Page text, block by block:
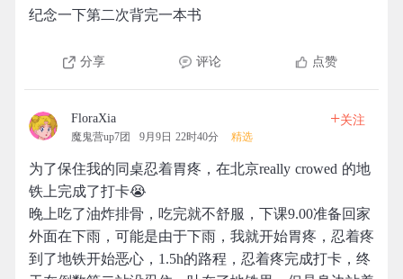
纪念一下第二次背完一本书
分享 评论 点赞
FloraXia
魔鬼营up7团 9月9日 22时40分 精选
+关注
为了保住我的同桌忍着胃疼，在北京really crowed 的地
铁上完成了打卡😭
晚上吃了油炸排骨，吃完就不舒服，下课9.00准备回家
外面在下雨，可能是由于下雨，我就开始胃疼，忍着疼
到了地铁开始恶心，1.5h的路程，忍着疼完成打卡，终